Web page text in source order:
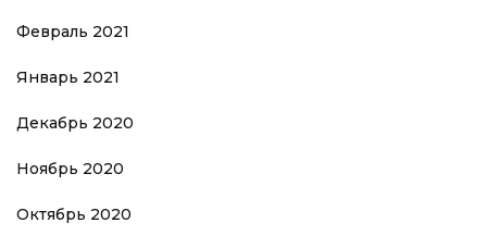
Февраль 2021
Январь 2021
Декабрь 2020
Ноябрь 2020
Октябрь 2020